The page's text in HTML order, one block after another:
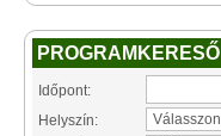
PROGRAMKERESŐ
Időpont:
Helyszín: